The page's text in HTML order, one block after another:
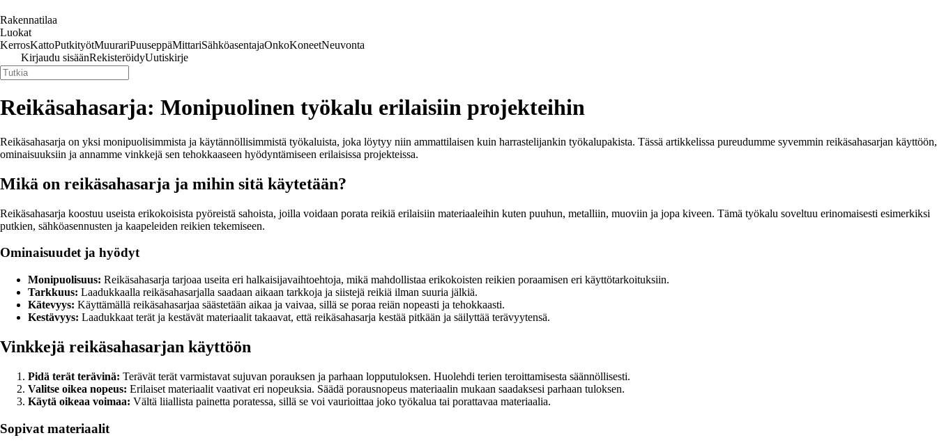
Rakennatilaa
Luokat
KerrosKattoPutkityötMuurariPuuseppäMittariSähköasentajaOnkoKoneetNeuvonta
Kirjaudu sisäänRekisteröidyUutiskirje
Reikäsahasarja: Monipuolinen työkalu erilaisiin projekteihin
Reikäsahasarja on yksi monipuolisimmista ja käytännöllisimmistä työkaluista, joka löytyy niin ammattilaisen kuin harrastelijankin työkalupakista. Tässä artikkelissa pureudumme syvemmin reikäsahasarjan käyttöön,
ominaisuuksiin ja annamme vinkkejä sen tehokkaaseen hyödyntämiseen erilaisissa projekteissa.
Mikä on reikäsahasarja ja mihin sitä käytetään?
Reikäsahasarja koostuu useista erikokoisista pyöreistä sahoista, joilla voidaan porata reikiä erilaisiin materiaaleihin kuten puuhun, metalliin, muoviin ja jopa kiveen. Tämä työkalu soveltuu erinomaisesti esimerkiksi
putkien, sähköasennusten ja kaapeleiden reikien tekemiseen.
Ominaisuudet ja hyödyt
Monipuolisuus: Reikäsahasarja tarjoaa useita eri halkaisijavaihtoehtoja, mikä mahdollistaa erikokoisten reikien poraamisen eri käyttötarkoituksiin.
Tarkkuus: Laadukkaalla reikäsahasarjalla saadaan aikaan tarkkoja ja siistejä reikiä ilman suuria jälkiä.
Kätevyys: Käyttämällä reikäsahasarjaa säästetään aikaa ja vaivaa, sillä se poraa reiän nopeasti ja tehokkaasti.
Kestävyys: Laadukkaat terät ja kestävät materiaalit takaavat, että reikäsahasarja kestää pitkään ja säilyttää terävyytensä.
Vinkkejä reikäsahasarjan käyttöön
Pidä terät terävinä: Terävät terät varmistavat sujuvan porauksen ja parhaan lopputuloksen. Huolehdi terien teroittamisesta säännöllisesti.
Valitse oikea nopeus: Erilaiset materiaalit vaativat eri nopeuksia. Säädä porausnopeus materiaalin mukaan saadaksesi parhaan tuloksen.
Käytä oikeaa voimaa: Vältä liiallista painetta poratessa, sillä se voi vaurioittaa joko työkalua tai porattavaa materiaalia.
Sopivat materiaalit